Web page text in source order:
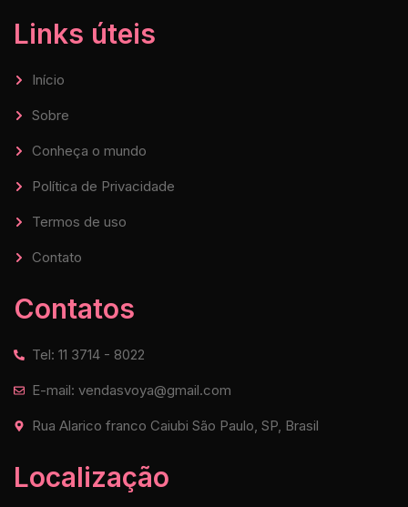
Links úteis
Início
Sobre
Conheça o mundo
Política de Privacidade
Termos de uso
Contato
Contatos
Tel: 11 3714 - 8022
E-mail: vendasvoya@gmail.com
Rua Alarico franco Caiubi São Paulo, SP, Brasil
Localização